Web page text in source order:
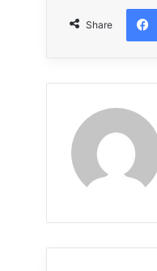
Share